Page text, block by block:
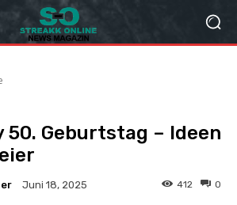
Geburtstag – Ideen
Juni 18, 2025 0
412